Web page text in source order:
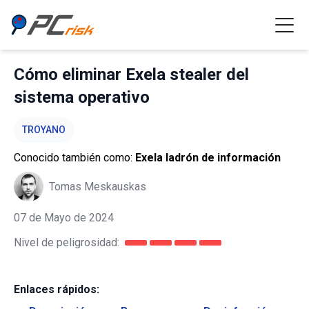
Cómo eliminar Exela stealer del
sistema operativo
TROYANO
Conocido también como: Exela ladrón de información
Tomas Meskauskas
07 de Mayo de 2024
Nivel de peligrosidad:
Enlaces rápidos: